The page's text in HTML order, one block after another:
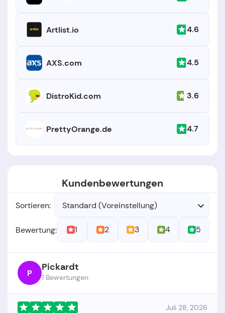
Artlist.io 4.6
AXS.com 4.5
DistroKid.com 3.6
PrettyOrange.de 4.7
Kundenbewertungen
Sortieren: Standard (Voreinstellung)
Bewertung: 1 2 3 4 5
P Pickardt
1 Bewertungen
Juli 28, 2026